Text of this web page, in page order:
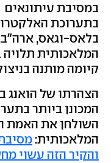
במסיבת עיתונאים
בלאס-וגאס,
המלאכותית
קיומה מותנה
הצהרתו של הואנג
המכונן ביותר
השולחן את האמת
המלאכותית:
והקיר הזה עשוי